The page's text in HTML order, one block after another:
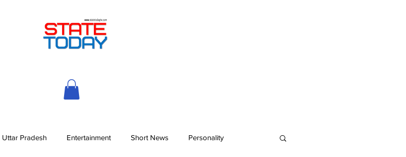
Uttar Pradesh Entertainment Short News Personality